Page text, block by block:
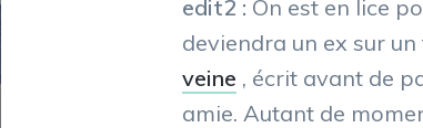
edit2 : On est en lice
deviendra un ex sur
veine , écrit avant de
amie. Autant de